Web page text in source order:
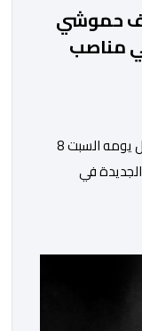
حموشي
في مناصب
أعلنت المديرية العامة للأمن الوطني، زوال يومه السبت 8
في
وطنجة وأصيلة،
جديدة
[…]